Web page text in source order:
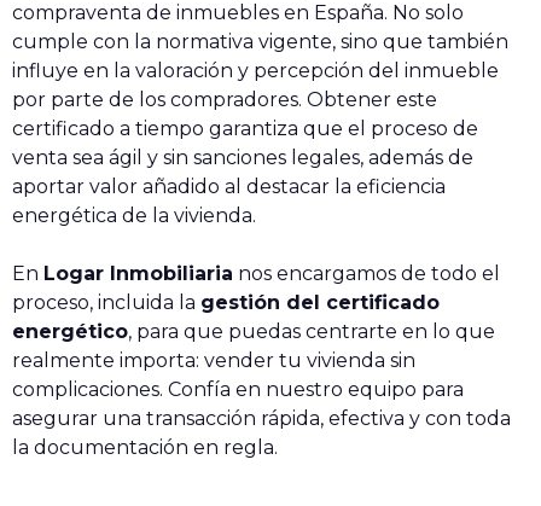
compraventa de inmuebles en España. No solo
cumple con la normativa vigente, sino que también
influye en la valoración y percepción del inmueble
por parte de los compradores. Obtener este
certificado a tiempo garantiza que el proceso de
venta sea ágil y sin sanciones legales, además de
aportar valor añadido al destacar la eficiencia
energética de la vivienda.
En Logar Inmobiliaria nos encargamos de todo el
proceso, incluida la gestión del certificado
energético, para que puedas centrarte en lo que
realmente importa: vender tu vivienda sin
complicaciones. Confía en nuestro equipo para
asegurar una transacción rápida, efectiva y con toda
la documentación en regla.